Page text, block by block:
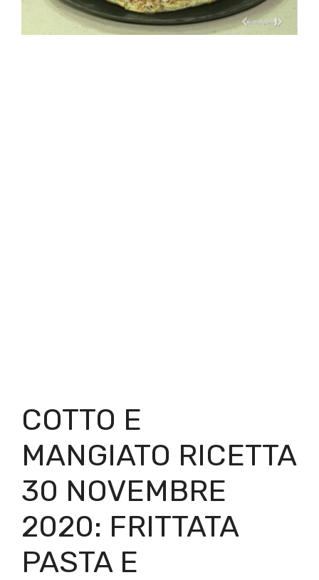
COTTO E
MANGIATO RICETTA
30 NOVEMBRE
2020: FRITTATA
PASTA E